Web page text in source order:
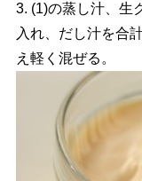
3. (1)の蒸し汁、生
入れ、だし汁を合
え軽く混ぜる。